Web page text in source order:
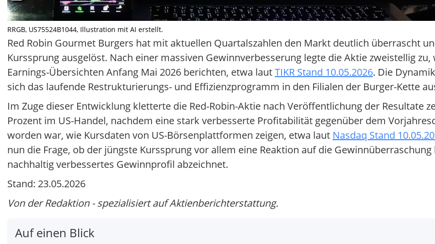
RRGB, US75524B1044, Illustration mit AI erstellt.
Red Robin Gourmet Burgers hat mit aktuellen Quartalszahlen den Markt deutlich überrascht
Kurssprung ausgelöst. Nach einer massiven Gewinnverbesserung legte die Aktie zweistellig
Earnings-Übersichten Anfang Mai 2026 berichten, etwa lautTIKR Stand 10.05.2026. Die
sich das laufende Restrukturierungs- und Effizienzprogramm in den Filialen der Burger-Kette
Im Zuge dieser Entwicklung kletterte die Red-Robin-Aktie nach Veröffentlichung der Resultate
Prozent im US-Handel, nachdem eine stark verbesserte Profitabilität gegenüber dem
worden war, wie Kursdaten von US-Börsenplattformen zeigen, etwa laut Nasdaq Stand
nun die Frage, ob der jüngste Kurssprung vor allem eine Reaktion auf die
nachhaltig verbessertes Gewinnprofil abzeichnet.
Stand: 23.05.2026
Von der Redaktion - spezialisiert auf Aktienberichterstattung.
Auf einen Blick